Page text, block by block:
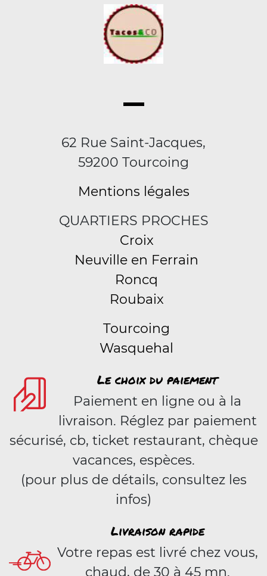
62 Rue Saint-Jacques,
59200 Tourcoing
Mentions légales
QUARTIERS PROCHES
Croix
Neuville en Ferrain
Roncq
Roubaix
Tourcoing
Wasquehal
Le choix du paiement
Paiement en ligne ou à la
livraison. Réglez par paiement
sécurisé, cb, ticket restaurant, chèque
vacances, espèces.
(pour plus de détails, consultez les
infos)
Livraison rapide
Votre repas est livré chez vous,
chaud, de 30 à 45 mn.